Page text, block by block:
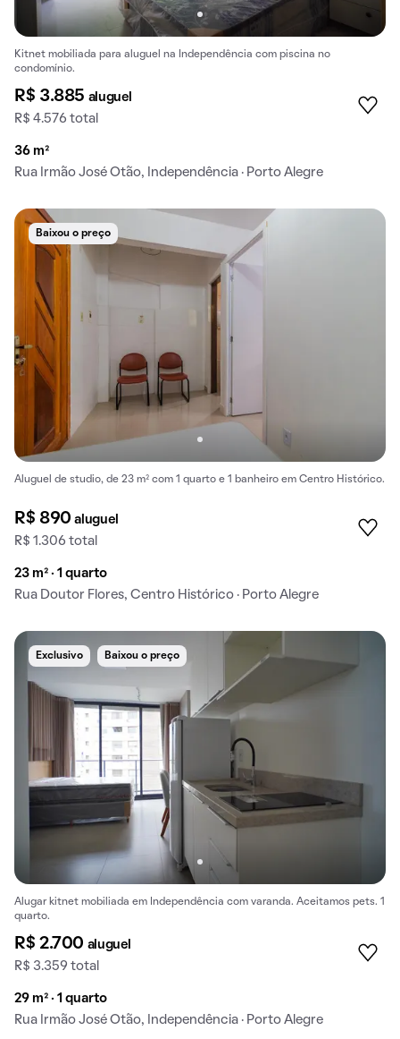
Kitnet mobiliada para aluguel na Independência com piscina no
condomínio.
R$ 3.885 aluguel
R$ 4.576 total
36 m²
Rua Irmão José Otão, Independência · Porto Alegre
Baixou o preço
Aluguel de studio, de 23 m² com 1 quarto e 1 banheiro em Centro Histórico.
R$ 890aluguel
R$ 1.306 total
23 m² · 1 quarto
Rua Doutor Flores, Centro Histórico · Porto Alegre
Exclusivo Baixou o preço
Alugar kitnet mobiliada em Independência com varanda. Aceitamos pets. 1
quarto.
R$ 2.700 aluguel
R$ 3.359 total
29 m² · 1 quarto
Rua Irmão José Otão, Independência · Porto Alegre